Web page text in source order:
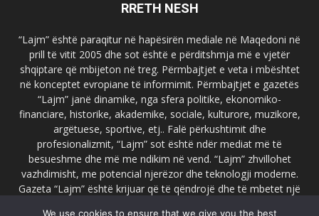
RRETH NESH
“Lajm” është paraqitur në hapësirën mediale në Maqedoni në
prill të vitit 2005 dhe sot është e përditshmja më e vjetër
shqiptare që mbijeton në treg. Përmbajtjet e veta i mbështet
në konceptet evropiane të informimit. Përmbajtjet e gazetës
“Lajm” janë dinamike, nga sfera politike, ekonomiko-
financiare, historike, akademike, sociale, kulturore, muzikore,
argëtuese, sportive, etj.. Falë përkushtimit dhe
profesionalizmit, “Lajm” sot është ndër mediat më të
besueshme dhe më me ndikim në vend. “Lajm” zhvillohet
vazhdimisht, me potencial njerëzor dhe teknologji moderne.
Gazeta “Lajm” është krijuar që të qëndrojë dhe të mbetet një
We use cookies to ensure that we give you the best